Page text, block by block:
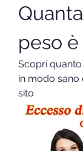
peso è
Scopri
in modo sano
sito